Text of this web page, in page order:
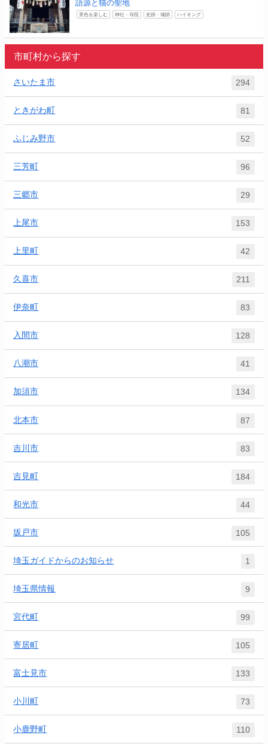
語源と猫の聖地
景色を楽しむ 神社・寺院 史跡・城跡 ハイキング
市町村から探す
さいたま市 294
ときがわ町 81
ふじみ野市 52
三芳町 96
三郷市 29
上尾市 153
上里町 42
久喜市 211
伊奈町 83
入間市 128
八潮市 41
加須市 134
北本市 87
吉川市 83
吉見町 184
和光市 44
坂戸市 105
埼玉ガイドからのお知らせ 1
埼玉県情報 9
宮代町 99
寄居町 105
富士見市 133
小川町 73
小鹿野町 110